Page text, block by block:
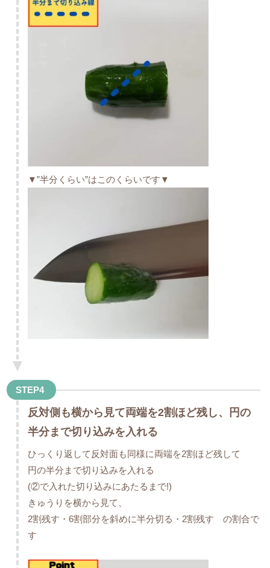
▼”半分くらい”はこのくらいです▼
STEP4
反対側も横から見て両端を2割ほど残し、円の
半分まで切り込みを入れる
ひっくり返して反対面も同様に両端を2割ほど残して
円の半分まで切り込みを入れる
(②で入れた切り込みにあたるまで!)
きゅうりを横から見て、
2割残す・6割部分を斜めに半分切る・2割残す の割合で
す